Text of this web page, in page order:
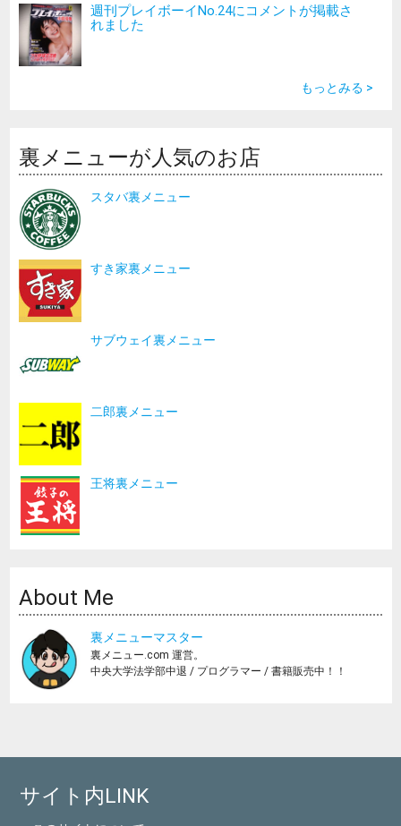
週刊プレイボーイNo.24にコメントが掲載さ
れました
もっとみる >
裏メニューが人気のお店
スタバ裏メニュー
すき家裏メニュー
サブウェイ裏メニュー
二郎裏メニュー
王将裏メニュー
About Me
裏メニューマスター
裏メニュー.com 運営。
中央大学法学部中退 / プログラマー / 書籍販売中！！
サイト内LINK